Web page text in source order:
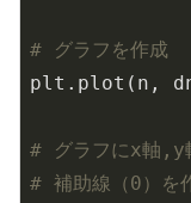
# グラフを作成
plt.plot(n,
# グラフにx軸,y
# 補助線（0）